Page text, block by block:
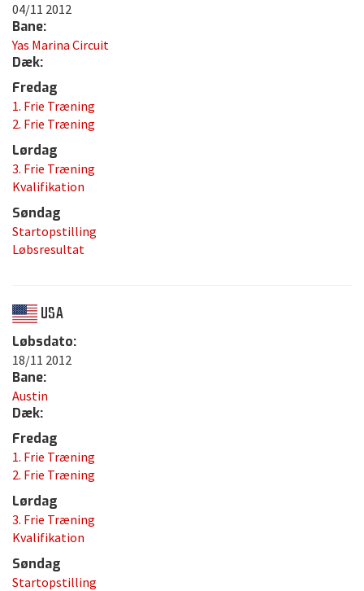
04/11 2012
Bane:
Yas Marina Circuit
Dæk:
Fredag
1. Frie Træning
2. Frie Træning
Lørdag
3. Frie Træning
Kvalifikation
Søndag
Startopstilling
Løbsresultat
USA
Løbsdato:
18/11 2012
Bane:
Austin
Dæk:
Fredag
1. Frie Træning
2. Frie Træning
Lørdag
3. Frie Træning
Kvalifikation
Søndag
Startopstilling